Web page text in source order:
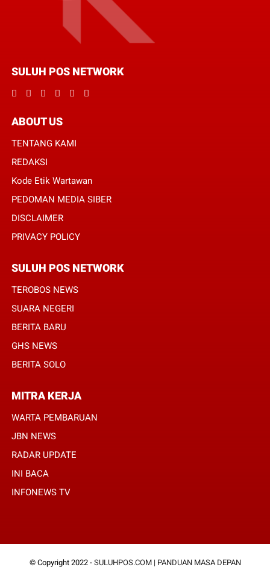
SULUH POS NETWORK
ABOUT US
TENTANG KAMI
REDAKSI
Kode Etik Wartawan
PEDOMAN MEDIA SIBER
DISCLAIMER
PRIVACY POLICY
SULUH POS NETWORK
TEROBOS NEWS
SUARA NEGERI
BERITA BARU
GHS NEWS
BERITA SOLO
MITRA KERJA
WARTA PEMBARUAN
JBN NEWS
RADAR UPDATE
INI BACA
INFONEWS TV
© Copyright 2022 - SULUHPOS.COM | PANDUAN MASA DEPAN